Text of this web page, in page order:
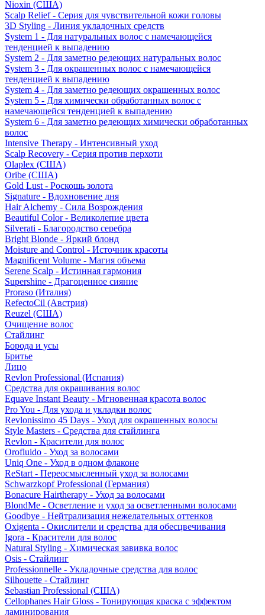
Nioxin (США)
Scalp Relief - Серия для чувствительной кожи головы
3D Styling - Линия укладочных средств
System 1 - Для натуральных волос с намечающейся
тенденцией к выпадению
System 2 - Для заметно редеющих натуральных волос
System 3 - Для окрашенных волос с намечающейся
тенденцией к выпадению
System 4 - Для заметно редеющих окрашенных волос
System 5 - Для химически обработанных волос с
намечающейся тенденцией к выпадению
System 6 - Для заметно редеющих химически обработанных
волос
Intensive Therapy - Интенсивный уход
Scalp Recovery - Серия против перхоти
Olaplex (США)
Oribe (США)
Gold Lust - Роскошь золота
Signature - Вдохновение дня
Hair Alchemy - Сила Возрождения
Beautiful Color - Великолепие цвета
Silverati - Благородство серебра
Bright Blonde - Яркий блонд
Moisture and Control - Источник красоты
Magnificent Volume - Магия объема
Serene Scalp - Истинная гармония
Supershine - Драгоценное сияние
Proraso (Италия)
RefectoCil (Австрия)
Reuzel (США)
Очищение волос
Стайлинг
Борода и усы
Бритье
Лицо
Revlon Professional (Испания)
Средства для окрашивания волос
Equave Instant Beauty - Мгновенная красота волос
Pro You - Для ухода и укладки волос
Revlonissimo 45 Days - Уход для окрашенных волосы
Style Masters - Средства для стайлинга
Revlon - Красители для волос
Orofluido - Уход за волосами
Uniq One - Уход в одном флаконе
ReStart - Переосмысленный уход за волосами
Schwarzkopf Professional (Германия)
Bonacure Hairtherapy - Уход за волосами
BlondMe - Осветление и уход за осветленными волосами
Goodbye - Нейтрализация нежелательных оттенков
Oxigenta - Окислители и средства для обесцвечивания
Igora - Красители для волос
Natural Styling - Химическая завивка волос
Osis - Стайлинг
Professionnelle - Укладочные средства для волос
Silhouette - Стайлинг
Sebastian Professional (США)
Cellophanes Hair Gloss - Тонирующая краска с эффектом
ламинирования